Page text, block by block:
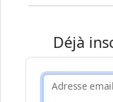
Déjà
Adresse email